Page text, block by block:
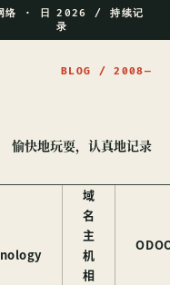
络 · 日
2026 / 持续记
录
愉快地玩耍，认真地记录
域
名
主
机
相